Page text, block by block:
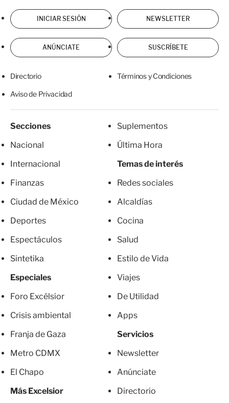
INICIAR SESIÓN NEWSLETTER
ANÚNCIATE SUSCRÍBETE
Directorio Términos y Condiciones
Aviso de Privacidad
Secciones
Nacional
Internacional
Finanzas
Ciudad de México
Deportes
Espectáculos
Sintetika
Especiales
Foro Excélsior
Crisis ambiental
Franja de Gaza
Metro CDMX
El Chapo
Más Excelsior
Suplementos
Última Hora
Temas de interés
Redes sociales
Alcaldías
Cocina
Salud
Estilo de Vida
Viajes
De Utilidad
Apps
Servicios
Newsletter
Anúnciate
Directorio